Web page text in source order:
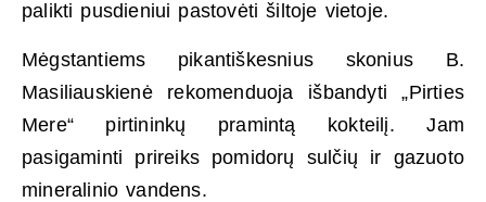
palikti pusdieniui pastovėti šiltoje vietoje.
Mėgstantiems pikantiškesnius skonius B.
Masiliauskienė rekomenduoja išbandyti „Pirties
Mere“ pirtininkų pramintą kokteilį. Jam
pasigaminti prireiks pomidorų sulčių ir gazuoto
mineralinio vandens.